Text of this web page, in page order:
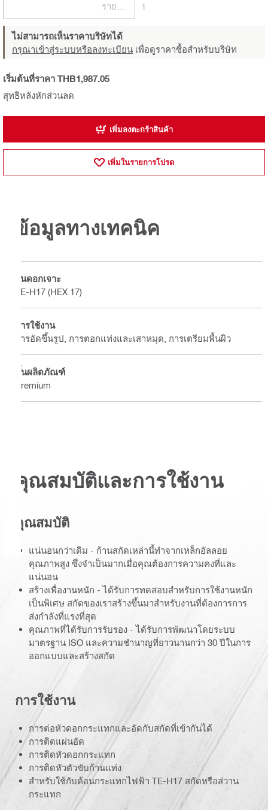
1
ไม่สามารถเห็นราคาบริษัทได้
กรุณาเข้าสู่ระบบหรือลงทะเบียน เพื่อดูราคาซื้อสำหรับบริษัท
สุทธิหลังหักส่วนลด
เริ่มต้นที่ราคา THB1,987.05
เพิ่มลงตะกร้าสินค้า
เพิ่มในรายการโปรด
ข้อมูลทางเทคนิค
ก้นดอกเจาะ
TE-H17 (HEX 17)
การใช้งาน
การอัดขึ้นรูป, การตอกแท่งและเสาหมุด, การเตรียมพื้นผิว
ชั้นผลิตภัณฑ์
Premium
คุณสมบัติและการใช้งาน
คุณสมบัติ
แน่นอนกว่าเดิม - ก้านสกัดเหล่านี้ทำจากเหล็กอัลลอย
คุณภาพสูง ซึ่งจำเป็นมากเมื่อคุณต้องการความคงที่และ
แน่นอน
สร้างเพื่องานหนัก - ได้รับการทดสอบสำหรับการใช้งานหนัก
เป็นพิเศษ สกัดของเราสร้างขึ้นมาสำหรับงานที่ต้องการการ
ส่งกำลังที่แรงที่สุด
คุณภาพที่ได้รับการรับรอง - ได้รับการพัฒนาโดยระบบ
มาตรฐาน ISO และความชำนาญที่ยาวนานกว่า 30 ปีในการ
ออกแบบและสร้างสกัด
การใช้งาน
การต่อหัวดอกกระแทกและอัดกับสกัดที่เข้ากันได้
การติดแผ่นอัด
การติดหัวดอกกระแทก
การติดหัวตัวขับก้านแท่ง
สำหรับใช้กับค้อนกระแทกไฟฟ้า TE-H17 สกัดหรือส่วาน
กระแทก